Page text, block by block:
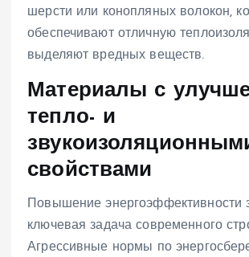
шерсти или конопляных волокон,
обеспечивают отличную
выделяют вредных веществ.
Материалы с
тепло- и
свойствами
Повышение энергоэффективности
ключевая задача современного
Агрессивные нормы по